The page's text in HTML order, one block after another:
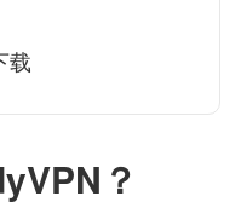
？
载